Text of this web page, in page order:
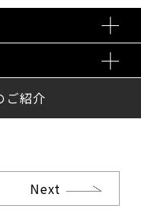
ご紹介
Next